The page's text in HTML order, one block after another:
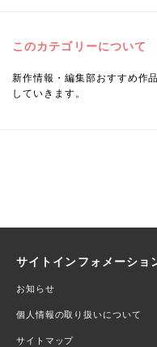
このカテゴリーについて
新作情報・編集部おすすめ作
していきます。
サイトインフォメーショ
お知らせ
個人情報の取り扱いについて
サイトマップ